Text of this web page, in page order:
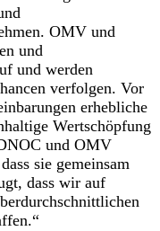
OMV und
und
und werden
verfolgen. Vor
erhebliche
Wertschöpfung
und OMV
sie gemeinsam
dass wir auf